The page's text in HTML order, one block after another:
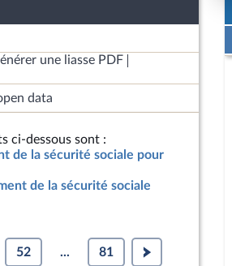
une liasse PDF
data
ci-dessous sont :
de la sécurité sociale pour
de la sécurité sociale
52 ... 81